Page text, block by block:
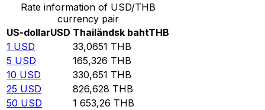
Rate information of USD/THB
currency pair
US-dollarUSD Thailändsk bahtTHB
1 USD 33,0651 THB
5 USD 165,326 THB
10 USD 330,651 THB
25 USD 826,628 THB
50 USD 1 653,26 THB